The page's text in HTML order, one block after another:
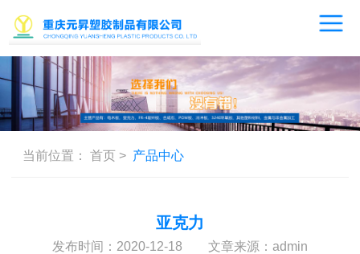
当前位置： 首页 > 产品中心
亚克力
发布时间：2020-12-18 文章来源：admin